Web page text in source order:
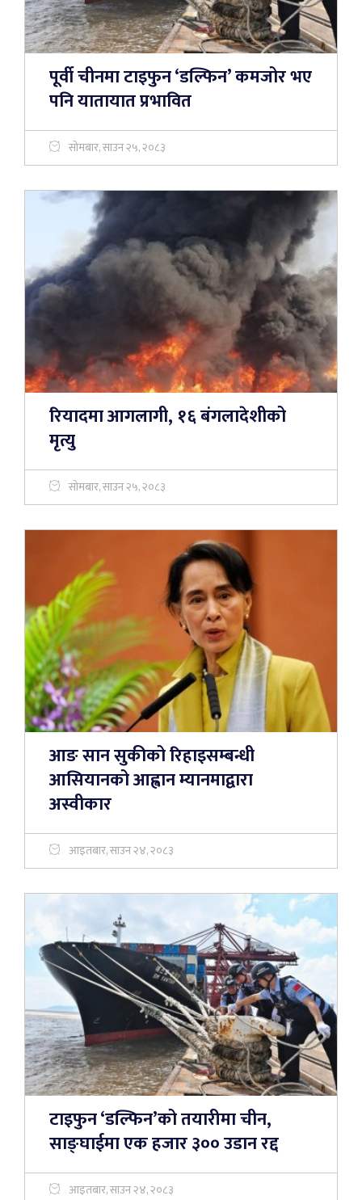
पूर्वी चीनमा टाइफुन ‘डल्फिन’ कमजोर भए
पनि यातायात प्रभावित
सोमबार, साउन २५, २०८३
रियादमा आगलागी, १६ बंगलादेशीको
मृत्यु
सोमबार, साउन २५, २०८३
आङ सान सुकीको रिहाइसम्बन्धी
आसियानको आह्वान म्यानमाद्वारा
अस्वीकार
आइतबार, साउन २४, २०८३
टाइफुन ‘डल्फिन’को तयारीमा चीन,
साङ्घाईमा एक हजार ३०० उडान रद्द
आइतबार, साउन २४, २०८३